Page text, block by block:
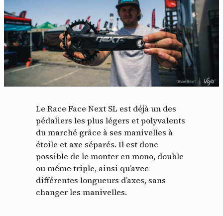
Le Race Face Next SL est déjà un des
pédaliers les plus légers et polyvalents
du marché grâce à ses manivelles à
étoile et axe séparés. Il est donc
possible de le monter en mono, double
ou même triple, ainsi qu’avec
différentes longueurs d’axes, sans
changer les manivelles.